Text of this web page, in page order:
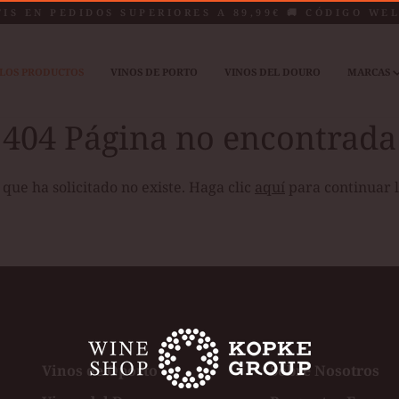
EN PEDIDOS SUPERIORES A 89,99€ 🚚 CÓDIGO
VINOS DE PORTO VINOS DEL DOURO MARCAS
404 Página no encontrada
ha solicitado no existe. Haga clic aquí para continuar
Vinos de Oporto
Sobre Nosotros